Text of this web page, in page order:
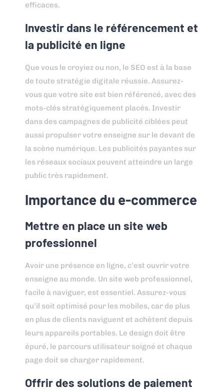
efficaces.
Investir dans le référencement et
la publicité en ligne
Que vous le croyiez ou non, le SEO est à la base
de toute stratégie digitale réussie. Assurez-
vous que votre site est bien référencé, avec des
mots-clés stratégiquement placés. Investir
dans des campagnes de publicité ciblées peut
aussi propulser votre enseigne sur le devant de
la scène numérique. Les publicités payantes sur
les réseaux sociaux peuvent atteindre un large
public très rapidement.
Importance du e-commerce
Mettre en place un site web
professionnel
Avoir une présence en ligne, c’est ouvrir votre
enseigne au monde. Un site web professionnel,
facile à naviguer, est essentiel. Assurez-vous
qu’il soit optimisé pour les mobiles, car de plus
en plus de clients naviguent et achètent depuis
leurs appareils portables. Le design doit être
épuré, le parcours utilisateur soigné et chaque
page doit se charger rapidement.
Offrir des solutions de paiement